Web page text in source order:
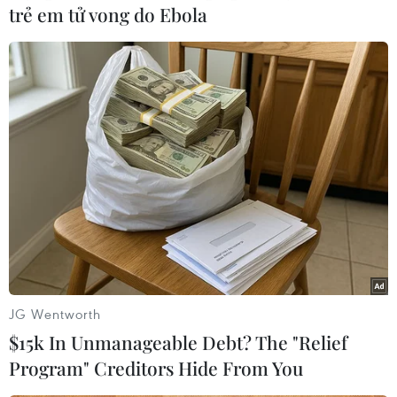
#Khu công nghiệp Sài Đồng
#AEON Mall
#AEON Mall Long Biên
#đám cháy
#phòng cháy chữa cháu
TP. Hà Nội
trẻ em tử vong do Ebola
JG Wentworth
$15k In Unmanageable Debt? The "Relief
Program" Creditors Hide From You